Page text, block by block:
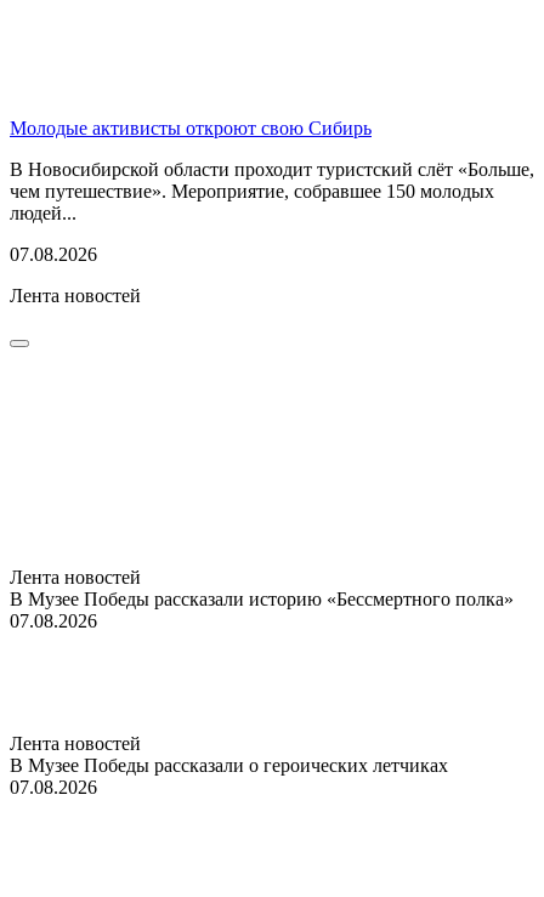
Молодые активисты откроют свою Сибирь
В Новосибирской области проходит туристский слёт «Больше,
чем путешествие». Мероприятие, собравшее 150 молодых
людей...
07.08.2026
Лента новостей
Лента новостей
В Музее Победы рассказали историю «Бессмертного полка»
07.08.2026
Лента новостей
В Музее Победы рассказали о героических летчиках
07.08.2026